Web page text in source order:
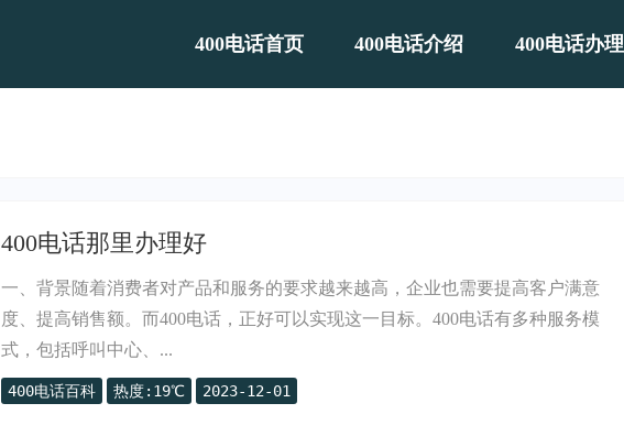
400电话首页 400电话介绍 400电话办理
400电话那里办理好
一、背景随着消费者对产品和服务的要求越来越高，企业也需要提高客户满意
度、提高销售额。而400电话，正好可以实现这一目标。400电话有多种服务模
式，包括呼叫中心、...
400电话百科 热度:19℃ 2023-12-01